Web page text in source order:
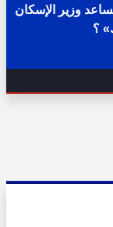
وزير الإسكان
؟